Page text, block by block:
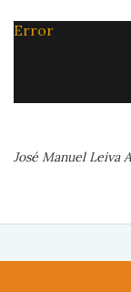
Error
José Manuel Leiva